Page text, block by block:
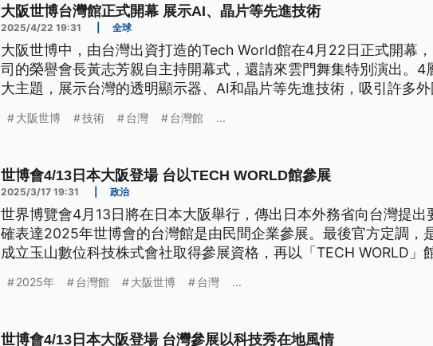
大阪世博台灣館正式開幕 展示AI、晶片等先進技術
2025/4/22 19:31 全球
大阪世博中，由台灣出資打造的Tech World館在4月22日正式開幕
司的榮譽會長黃志芳親自主持開幕式，還請來雲門舞集特別演出。4
大主題，展示台灣的透明顯示器、AI和晶片等先進技術，吸引許多
大阪世博 技術 台灣 台灣館 ...
世博會4/13日本大阪登場 台以TECH WORLD館參展
2025/3/17 19:31 政治
世界博覽會4月13日將在日本大阪舉行，傳出日本外務省向台灣提出
確表達2025年世博會的台灣館是由民間企業參展。最後官方定調，
成立玉山數位科技株式會社取得參展資格，再以「TECH WORLD」
形式參加。
2025年 台灣館 大阪世博 台灣 ...
世博會4/13日本大阪登場 台灣參展以科技秀在地風情